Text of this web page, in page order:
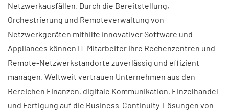
Netzwerkausfällen. Durch die Bereitstellung,
Orchestrierung und Remoteverwaltung von
Netzwerkgeräten mithilfe innovativer Software und
Appliances können IT-Mitarbeiter ihre Rechenzentren und
Remote-Netzwerkstandorte zuverlässig und effizient
managen. Weltweit vertrauen Unternehmen aus den
Bereichen Finanzen, digitale Kommunikation, Einzelhandel
und Fertigung auf die Business-Continuity-Lösungen von